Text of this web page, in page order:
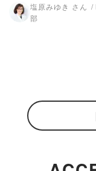
塩原みゆき さん
部